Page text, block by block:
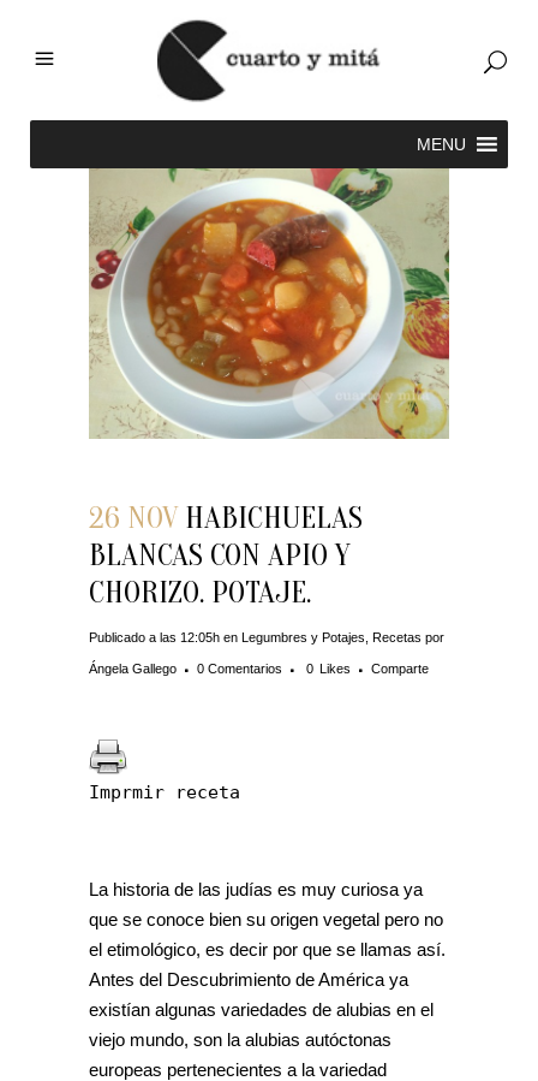
26 NOVHABICHUELAS
BLANCAS CON APIO Y
CHORIZO. POTAJE.
Publicado a las 12:05h en Legumbres y Potajes Recetas por
Ángela Gallego 0 Comentarios 0 Likes Comparte
Imprmir receta
La historia de las judías es muy curiosa ya
que se conoce bien su origen vegetal pero no
el etimológico, es decir por que se llamas así.
Antes del Descubrimiento de América ya
existían algunas variedades de alubias en el
viejo mundo, son la alubias autóctonas
europeas pertenecientes a la variedad